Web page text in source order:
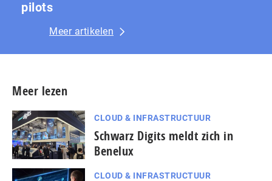
pilots
Meer artikelen
Meer lezen
CLOUD & INFRASTRUCTUUR
Schwarz Digits meldt zich in
Benelux
CLOUD & INFRASTRUCTUUR